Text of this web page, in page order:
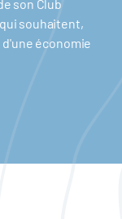
son Club
souhaitent,
économie